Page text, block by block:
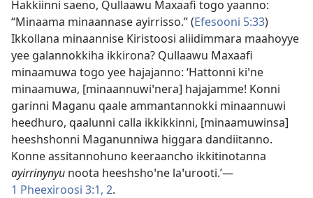
Hakkiinni saeno, Qullaawu Maxaafi togo yaanno:
“Minaama minaannase ayirrisso.” (Efesooni 5:33)
Ikkollana minaannise Kiristoosi aliidimmara maahoyye
yee galannokkiha ikkirona? Qullaawu Maxaafi
minaamuwa togo yee hajajanno: ‘Hattonni kiꞌne
minaamuwa, [minaannuwiꞌnera] hajajamme! Konni
garinni Maganu qaale ammantannokki minaannuwi
heedhuro, qaalunni calla ikkikkinni, [minaamuwinsa]
heeshshonni Maganunniwa higgara dandiitanno.
Konne assitannohuno keeraancho ikkitinotanna
ayirrinynyu noota heeshshoꞌne laꞌurooti.’—
1 Pheexiroosi 3:1, 2.